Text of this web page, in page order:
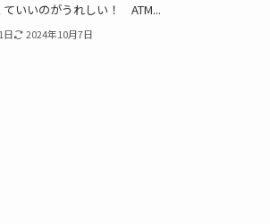
ていいのがうれしい！ ATM...
日 2024年10月7日